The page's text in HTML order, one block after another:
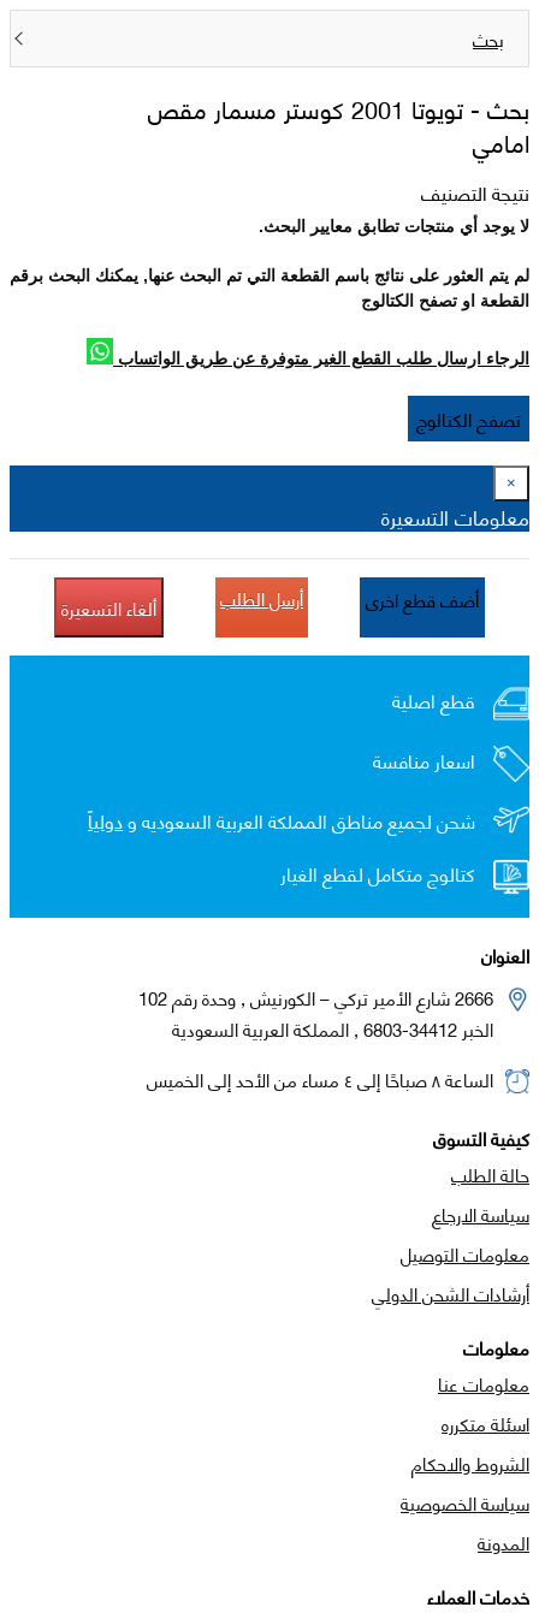
بحث
بحث - تويوتا 2001 كوستر مسمار مقص
امامي
نتيجة التصنيف
لا يوجد أي منتجات تطابق معايير البحث.
لم يتم العثور على نتائج باسم القطعة التي تم البحث عنها, يمكنك البحث برقم
القطعة او تصفح الكتالوج
الرجاء ارسال طلب القطع الغير متوفرة عن طريق الواتساب
تصفح الكتالوج
×
معلومات التسعيرة
أضف قطع اخرى أرسل الطلب ألغاء التسعيرة
قطع اصلية
اسعار منافسة
شحن لجميع مناطق المملكة العربية السعوديه ودولياً
كتالوج متكامل لقطع الغيار
العنوان
2666 شارع الأمير تركي – الكورنيش , وحدة رقم 102
الخبر 34412-6803 , المملكة العربية السعودية
الساعة ٨ صباحًا إلى ٤ مساء من الأحد إلى الخميس
كيفية التسوق
حالة الطلب
سياسة الارجاع
معلومات التوصيل
أرشادات الشحن الدولي
معلومات
معلومات عنا
اسئلة متكرره
الشروط والاحكام
سياسة الخصوصية
المدونة
خدمات العملاء